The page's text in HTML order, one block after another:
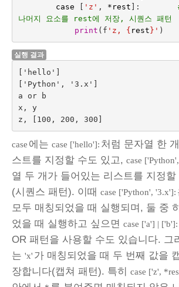
case
'z' , * rest ]:
나머지 요소를 rest에 저장, 시퀀스 패턴
print ( f 'z, { rest } ' )
실행 결과
['hello']
['Python', '3.x']
a or b
x, y
case 에는 case ['hello']: 처럼 문자열 한
스트를 지정할 수도 있고, case
열 두 개가 들어있는 리스트를 지정
(시퀀스 패턴). 이때 case ['Python', '3.x']:
모두 매칭되었을 때 실행되며, 둘 중
었을 때 실행하고 싶으면 case ['a'] | ['b']:
OR 패턴을 사용할 수도 있습니다. 그
는 'x' 가 매칭되었을 때 두 번째 값을
장합니다(캡쳐 패턴). 특히 case ['z',